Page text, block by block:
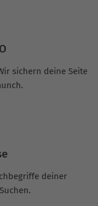
sichern deine Seite
deiner